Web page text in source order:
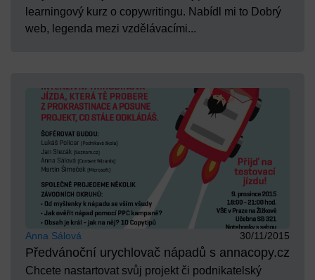
learningový kurz o copywritingu. Nabídl mi to Dobrý
web, legenda mezi vzdělávacími...
Anna Sálová 30/11/2015
Předvánoční urychlovač nápadů s annacopy.cz
Chcete nastartovat svůj projekt či podnikatelský